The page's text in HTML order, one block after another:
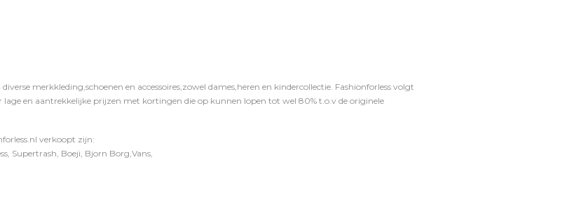
merkkleding,schoenen en accessoires,zowel dames,heren en kindercollectie. Fashionforless volgt
lage en aantrekkelijke prijzen met kortingen die op kunnen lopen tot wel 80% t.o.v de originele
verkoopt zijn:
Supertrash, Boeji, Bjorn Borg,Vans,